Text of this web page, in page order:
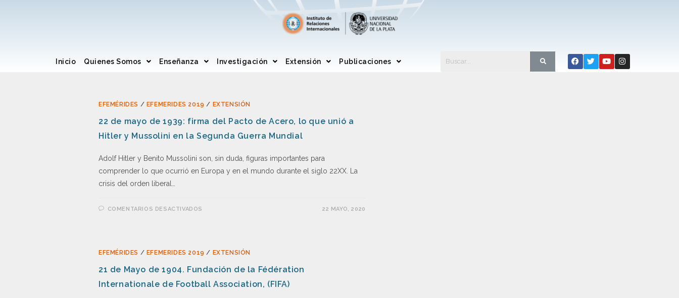
Inicio Quienes Somos Enseñanza Investigación Extensión Publicaciones
EFEMÉRIDES / EFEMERIDES 2019 / EXTENSIÓN
22 de mayo de 1939: firma del Pacto de Acero, lo que unió a
Hitler y Mussolini en la Segunda Guerra Mundial
Adolf Hitler y Benito Mussolini son, sin duda, figuras importantes para
comprender lo que ocurrió en Europa y en el mundo durante el siglo 22XX. La
crisis del orden liberal…
COMENTARIOS DESACTIVADOS 22 MAYO, 2020
EFEMÉRIDES / EFEMERIDES 2019 / EXTENSIÓN
21 de Mayo de 1904. Fundación de la Fédération
Internationale de Football Association, (FIFA)